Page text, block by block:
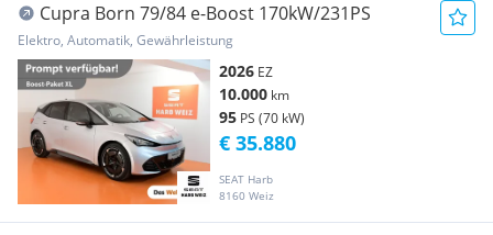
Cupra Born 79/84 e-Boost 170kW/231PS
Elektro, Automatik, Gewährleistung
2026 EZ
10.000 km
95 PS (70 kW)
SEAT Harb
8160 Weiz
€ 35.880